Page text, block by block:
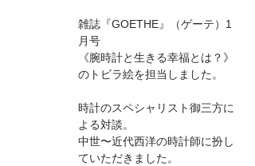
雑誌『GOETHE』（ゲーテ）1
月号
《腕時計と生きる幸福とは？》
のトビラ絵を担当しました。
時計のスペシャリスト御三方に
よる対談。
中世〜近代西洋の時計師に扮し
ていただきました。